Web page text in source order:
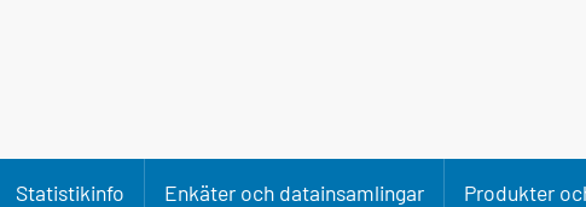
Statistikinfo Enkäter och datainsamlingar Produkter